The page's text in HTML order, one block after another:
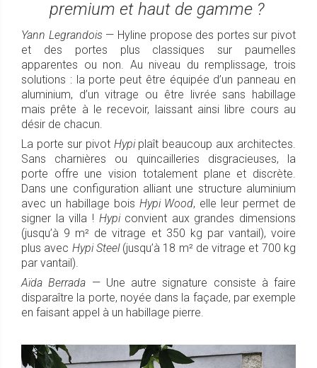
premium et haut de gamme ?
Yann Legrandois — Hyline propose des portes sur pivot
et des portes plus classiques sur paumelles
apparentes ou non. Au niveau du remplissage, trois
solutions : la porte peut être équipée d’un panneau en
aluminium, d’un vitrage ou être livrée sans habillage
mais prête à le recevoir, laissant ainsi libre cours au
désir de chacun.
La porte sur pivot Hypiplaît beaucoup aux architectes.
Sans charnières ou quincailleries disgracieuses, la
porte offre une vision totalement plane et discrète.
Dans une configuration alliant une structure aluminium
avec un habillage bois Hypi Wood, elle leur permet de
signer la villa ! Hypiconvient aux grandes dimensions
(jusqu’à 9 m² de vitrage et 350 kg par vantail), voire
plus avec Hypi Steel(jusqu’à 18 m² de vitrage et 700 kg
par vantail).
Aïda Berrada — Une autre signature consiste à faire
disparaître la porte, noyée dans la façade, par exemple
en faisant appel à un habillage pierre.